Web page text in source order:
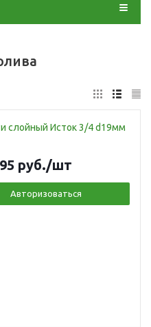
слойный Исток 3/4 d19мм
руб./шт
Авторизоваться